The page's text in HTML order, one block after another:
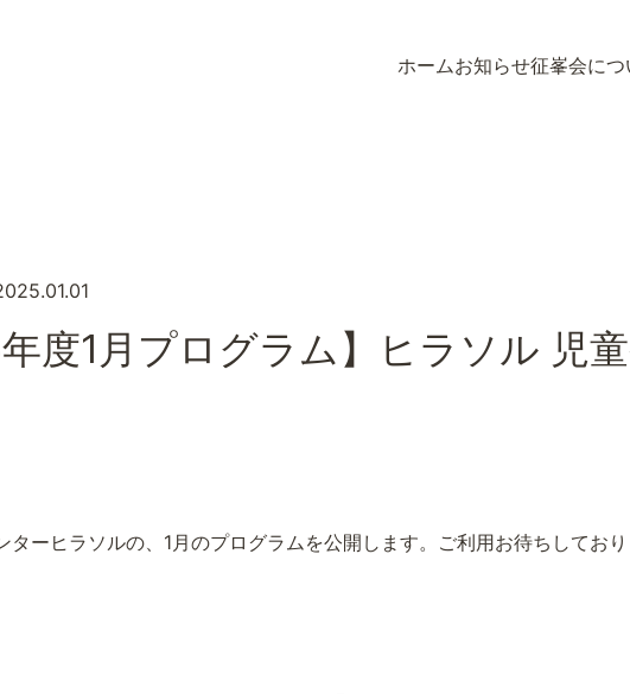
ホームお知らせ征峯会につ
年度1月プログラム】ヒラソル 児
ターヒラソルの、1月のプログラムを公開します。ご利用お待ちしてお